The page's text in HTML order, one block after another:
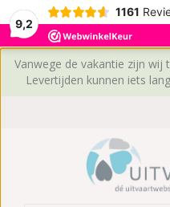
9,2
1161
Vanwege de vakantie zijn wij
Levertijden kunnen iets